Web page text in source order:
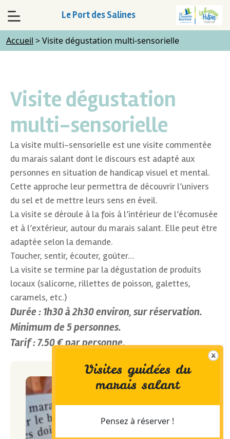
Le Port des Salines
Accueil >Visite dégustation multi-sensorielle
Visite dégustation
multi-sensorielle
La visite multi-sensorielle est une visite commentée
du marais salant dont le discours est adapté aux
personnes en situation de handicap visuel et mental.
Cette approche leur permettra de découvrir l’univers
du sel et de mettre leurs sens en éveil.
La visite se déroule à la fois à l’intérieur de l’écomusée
et à l’extérieur, autour du marais salant. Elle peut être
adaptée selon la demande.
Toucher, sentir, écouter, goûter…
La visite se termine par la dégustation de produits
locaux (salicorne, rillettes de poisson, galettes,
caramels, etc.)
Durée : 1h30 à 2h30 environ, sur réservation.
Minimum de 5 personnes.
Tarif : 7.50 € par personne.
Visites guidées du
marais salant
Pensez à réserver !